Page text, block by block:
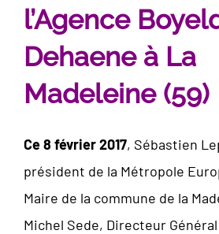
l’Agence
Dehaene à La
Madeleine (59)
Ce 8 février 2017, Sébastien
président de la Métropole
Maire de la commune de la
Michel Sede, Directeur